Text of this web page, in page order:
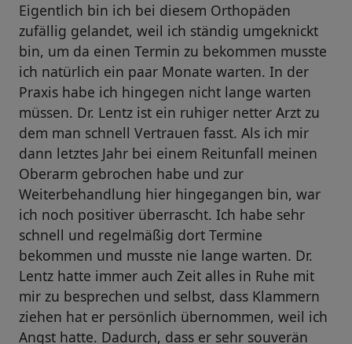
Eigentlich bin ich bei diesem Orthopäden
zufällig gelandet, weil ich ständig umgeknickt
bin, um da einen Termin zu bekommen musste
ich natürlich ein paar Monate warten. In der
Praxis habe ich hingegen nicht lange warten
müssen. Dr. Lentz ist ein ruhiger netter Arzt zu
dem man schnell Vertrauen fasst. Als ich mir
dann letztes Jahr bei einem Reitunfall meinen
Oberarm gebrochen habe und zur
Weiterbehandlung hier hingegangen bin, war
ich noch positiver überrascht. Ich habe sehr
schnell und regelmäßig dort Termine
bekommen und musste nie lange warten. Dr.
Lentz hatte immer auch Zeit alles in Ruhe mit
mir zu besprechen und selbst, dass Klammern
ziehen hat er persönlich übernommen, weil ich
Angst hatte. Dadurch, dass er sehr souverän